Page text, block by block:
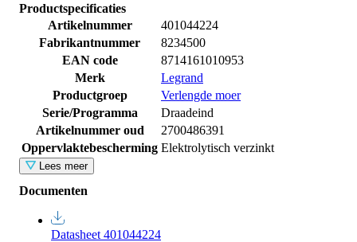
Productspecificaties
Artikelnummer
401044224
Fabrikantnummer
8234500
EAN code
8714161010953
Merk
Legrand
Productgroep
Verlengde moer
Serie/Programma
Draadeind
Artikelnummer oud
2700486391
Oppervlaktebescherming Elektrolytisch verzinkt
Lees meer
Documenten
Datasheet 401044224